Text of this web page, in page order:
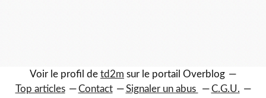
Voir le profil de td2m sur le portail Overblog
Top articles
Contact Signaler un abus
C.G.U.